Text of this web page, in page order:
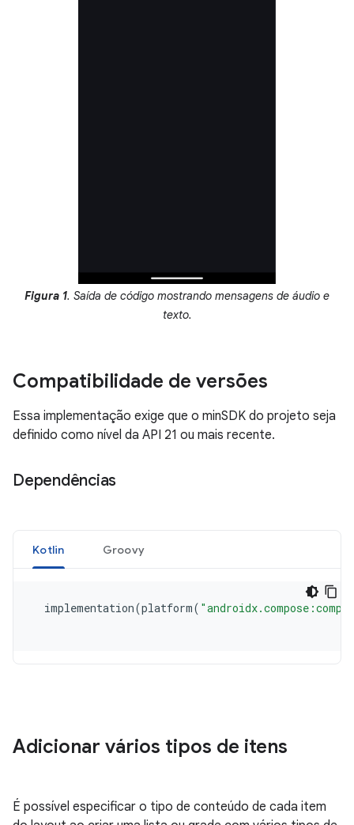
Figura 1. Saída de código mostrando mensagens de áudio e
texto.
Compatibilidade de versões
Essa implementação exige que o minSDK do projeto seja
definido como nível da API 21 ou mais recente.
Dependências
Adicionar vários tipos de itens
É possível especificar o tipo de conteúdo de cada item